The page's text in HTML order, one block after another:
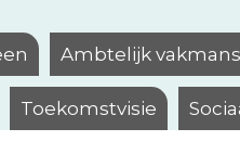
Ambtelijk
Toekomstvisie